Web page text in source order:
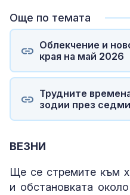
Още по темата
Облекчение и
края на май 2026
Трудните
зодии през
ВЕЗНИ
Ще се стремите към
и обстановката